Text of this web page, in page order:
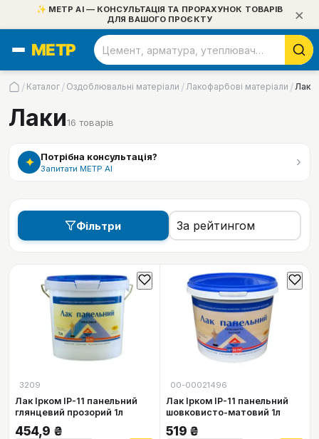
✨ МЕТР АІ — КОНСУЛЬТАЦІЯ ТА ПРОРАХУНОК ТОВАРІВ
ДЛЯ ВАШОГО ПРОЄКТУ
×
/ Каталог / Оздоблювальні матеріали / Лакофарбові матеріали / Лаки
Лаки16 товарів
✦ Потрібна консультація?
Запитати МЕТР АІ ›
Фільтри
3209
Лак Ірком ІР-11 панельний
глянцевий прозорий 1л
454,9 ₴
00-00021496
Лак Ірком ІР-11 панельний
шовковисто-матовий 1л
519 ₴